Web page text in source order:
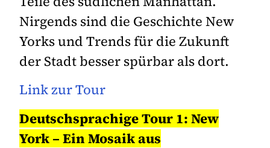
Nirgends sind die Geschichte New
Yorks und Trends für die Zukunft
der Stadt besser spürbar als dort.
Link zur Tour
Deutschsprachige Tour 1: New
York – Ein Mosaik aus